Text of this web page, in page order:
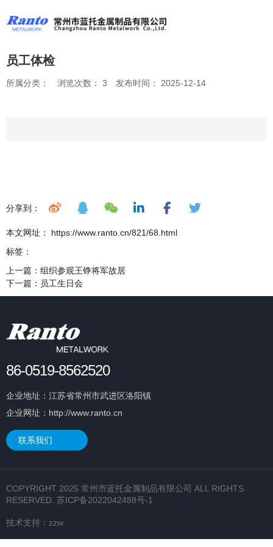
员工体检
所属分类： 浏览次数： 3 发布时间： 2025-12-14
分享到：
本文网址： https://www.ranto.cn/821/68.html
标签：
上一篇： 组织参观王铮将军故居
下一篇： 员工生日会
86-0519-8562520
企业地址：江苏省常州市武进区洛阳镇
企业网址：http://www.ranto.cn
联系我们
COPYRIGHT 2025 常州市蓝托金属制品有限公司 ALL RIGHTS
RESERVED. 苏ICP备2022042488号-1
技术支持： zzw